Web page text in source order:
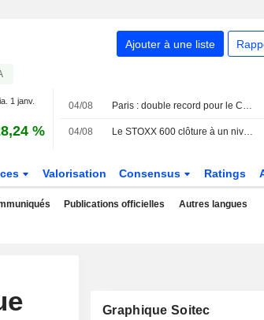
Ajouter à une liste
1 janv.
%
04/08 Paris : double record pour le CAC 40, en séance et en clôture
04/08 Le STOXX 600 clôture à un niveau record, porté par les résultats d'entreprises et la technologie
Valorisation Consensus Ratings
Publications officielles Autres langues
Graphique Soitec